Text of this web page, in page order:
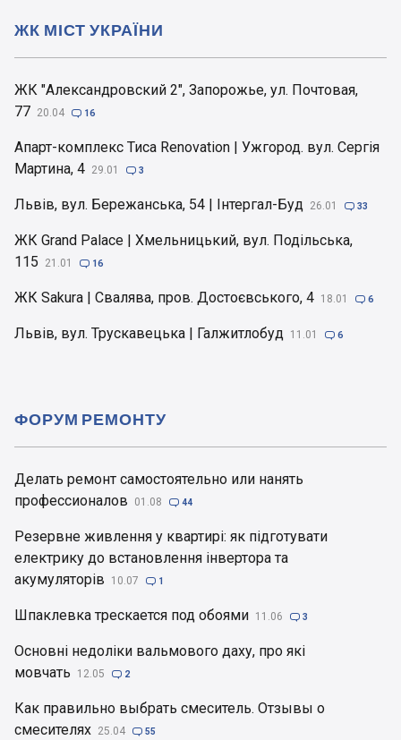
ЖК "Александровский 2", Запорожье, ул. Почтовая,
77 20.04  16
Апарт-комплекс Тиса Renovation | Ужгород. вул. Сергія
Мартина, 4 29.01  3
Львів, вул. Бережанська, 54 | Інтергал-Буд 26.01  33
ЖК Grand Palace | Хмельницький, вул. Подільська,
115
21.01  16
ЖК Sakura | Свалява, пров. Достоєвського, 4 18.01  6
Львів, вул. Трускавецька | Галжитлобуд 11.01  6
ЖК МІСТ УКРАЇНИ
Делать ремонт самостоятельно или нанять
профессионалов
01.08  44
Резервне живлення у квартирі: як підготувати
електрику до встановлення інвертора та
акумуляторів
10.07  1
Шпаклевка трескается под обоями 11.06  3
Основні недоліки вальмового даху, про які
мовчать
12.05  2
Как правильно выбрать смеситель. Отзывы о
смесителях 25.04  55
ФОРУМ РЕМОНТУ